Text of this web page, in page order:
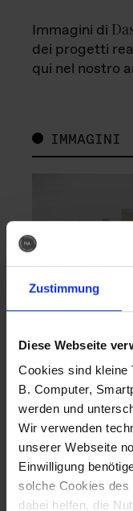
Zustimmung
Diese Webseite
Cookies sind kleine
B. Computer,
werden und
Wir verwenden
unserer Webseite
Einwilligung
solche Cookies des
dabei helfen, die
Immagini di
dei progetti
qui nel nostro
IMMAGINI
Fotografo:
Sternbach
Download